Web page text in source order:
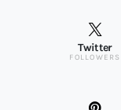
Twitter
FOLLOWERS